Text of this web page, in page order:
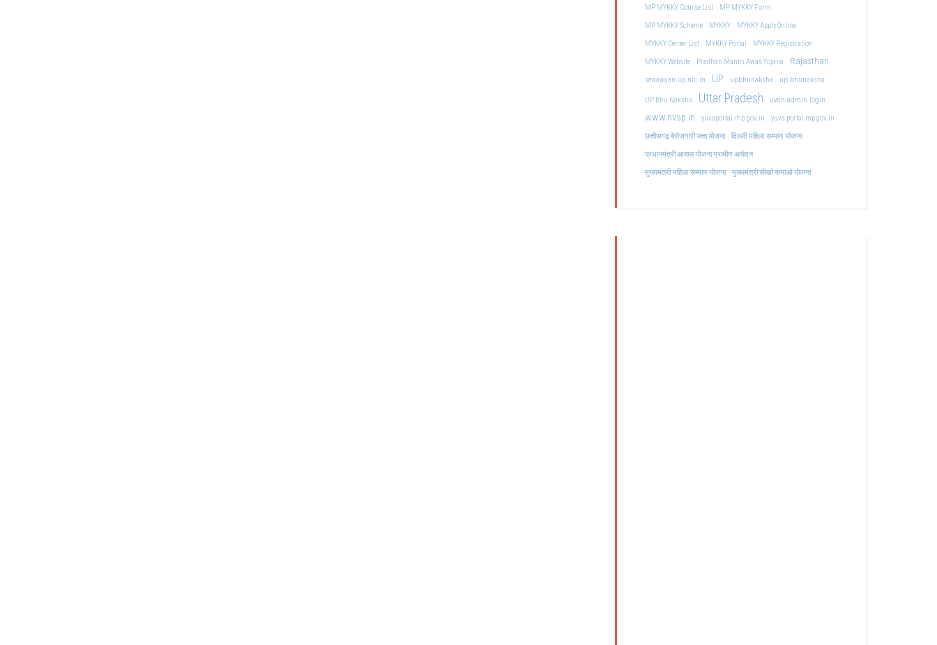
MP MYKKY Course List
MP MYKKY Form
MP MYKKY Scheme
MYKKY
MYKKY Apply Online
MYKKY Center List
MYKKY Portal
MYKKY Registration
MYKKY Website
Pradhan Mantri Awas Yojana Rajasthan
sewayojan.up.nic.in UP upbhunaksha up bhunaksha
UP Bhu Naksha Uttar Pradesh uwin admin login
www.nvsp.in yuvaportal.mp.gov.in
yuva portal mp gov.in
छत्तीसगढ़ बेरोजगारी भत्ता योजना
दिल्ली महिला सम्मान योजना
प्रधानमंत्री आवास योजना ग्रामीण आवेदन
मुख्यमंत्री महिला सम्मान योजना मुख्यमंत्री सीखो कमाओ योजना